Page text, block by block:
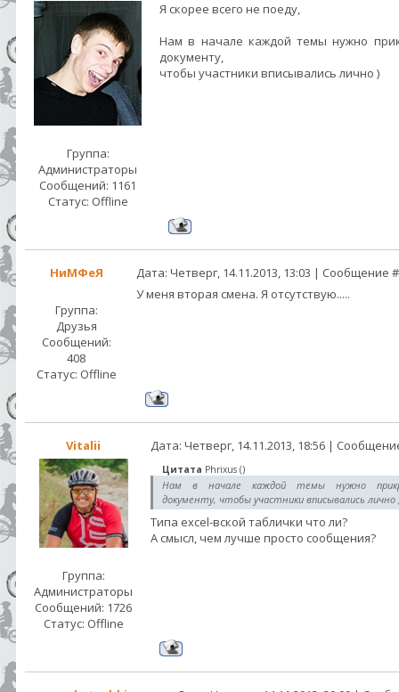
Группа:
Администраторы
Сообщений: 1161
Статус: Offline
Я скорее всего не поеду,
Нам в начале каждой темы нужно
документу,
чтобы участники вписывались лично )
НиМФеЯ Дата: Четверг, 14.11.2013, 13:03 | Сообщение
Группа:
Друзья
Сообщений:
408
Статус: Offline
У меня вторая смена. Я отсутствую.....
Vitalii Дата: Четверг, 14.11.2013, 18:56 |
Группа:
Администраторы
Сообщений: 1726
Статус: Offline
Цитата Phrixus ()
Нам в начале каждой темы нужно
документу, чтобы участники вписывались лично
Типа excel-вской таблички что ли?
А смысл, чем лучше просто сообщения?